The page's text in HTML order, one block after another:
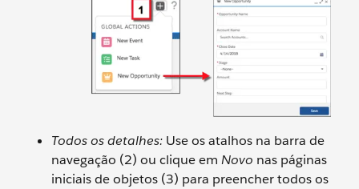
Todos os detalhes: Use os atalhos na barra de
navegação (2) ou clique em Novo nas páginas
iniciais de objetos (3) para preencher todos os